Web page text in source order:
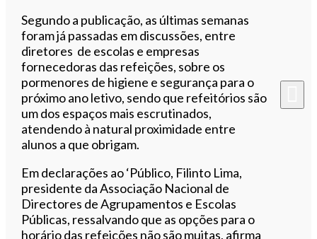
Segundo a publicação, as últimas semanas
foram já passadas em discussões, entre
diretores de escolas e empresas
fornecedoras das refeições, sobre os
pormenores de higiene e segurança para o
próximo ano letivo, sendo que refeitórios são
um dos espaços mais escrutinados,
atendendo à natural proximidade entre
alunos a que obrigam.
Em declarações ao ‘Público, Filinto Lima,
presidente da Associação Nacional de
Directores de Agrupamentos e Escolas
Públicas, ressalvando que as opções para o
horário das refeições não são muitas, afirma